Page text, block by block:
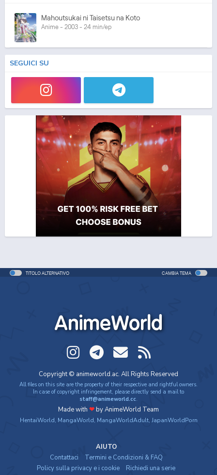
Mahoutsukai ni Taisetsu na Koto
Anime - 2003 - 24 min/ep
SEGUICI SU
TITOLO ALTERNATIVO CAMBIA TEMA
AnimeWorld
Copyright © animeworld.ac. All Rights Reserved
All files on this site are the property of their respective and rightful owners.
In case of copyright infringement, please directly send a mail to
staff@animeworld.cc.
Made with ❤by AnimeWorld Team
HentaiWorld, MangaWorld, MangaWorldAdult, JapanWorldPorn
AIUTO
Contattaci
Termini e Condizioni & FAQ
Policy sulla privacy e i cookie
Richiedi una serie